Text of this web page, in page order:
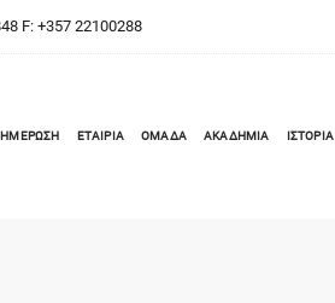
F: +357 22100288
ΕΤΑΙΡΙΑ ΟΜΑΔΑ ΑΚΑΔΗΜΙΑ ΙΣΤΟΡΙΑ